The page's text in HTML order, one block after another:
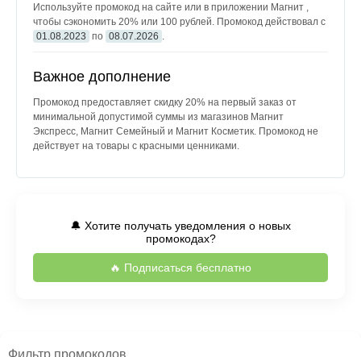
Используйте промокод на сайте или в приложении Магнит ,
чтобы сэкономить 20% или 100 рублей. Промокод действовал с
01.08.2023 по 08.07.2026 .
Важное дополнение
Промокод предоставляет скидку 20% на первый заказ от
минимальной допустимой суммы из магазинов Магнит
Экспресс, Магнит Семейный и Магнит Косметик. Промокод не
действует на товары с красными ценниками.
🔔 Хотите получать уведомления о новых
промокодах?
🔥 Подписаться бесплатно
Фильтр промокодов